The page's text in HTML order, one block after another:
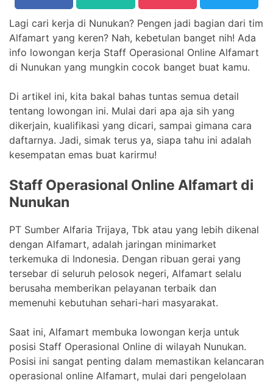
Lagi cari kerja di Nunukan? Pengen jadi bagian dari tim
Alfamart yang keren? Nah, kebetulan banget nih! Ada
info lowongan kerja Staff Operasional Online Alfamart
di Nunukan yang mungkin cocok banget buat kamu.
Di artikel ini, kita bakal bahas tuntas semua detail
tentang lowongan ini. Mulai dari apa aja sih yang
dikerjain, kualifikasi yang dicari, sampai gimana cara
daftarnya. Jadi, simak terus ya, siapa tahu ini adalah
kesempatan emas buat karirmu!
Staff Operasional Online Alfamart di
Nunukan
PT Sumber Alfaria Trijaya, Tbk atau yang lebih dikenal
dengan Alfamart, adalah jaringan minimarket
terkemuka di Indonesia. Dengan ribuan gerai yang
tersebar di seluruh pelosok negeri, Alfamart selalu
berusaha memberikan pelayanan terbaik dan
memenuhi kebutuhan sehari-hari masyarakat.
Saat ini, Alfamart membuka lowongan kerja untuk
posisi Staff Operasional Online di wilayah Nunukan.
Posisi ini sangat penting dalam memastikan kelancaran
operasional online Alfamart, mulai dari pengelolaan